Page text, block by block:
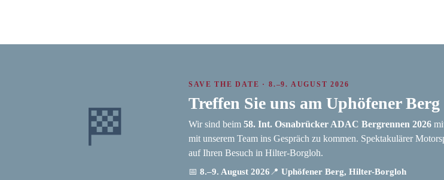
🏁
SAVE THE DATE · 8.–9. AUGUST 2026
Treffen Sie uns am Uphöfener Berg
Wir sind beim58. Int. Osnabrücker ADAC Bergrennen 2026
mit unserem Team ins Gespräch zu kommen. Spektakulärer
auf Ihren Besuch in Hilter-Borgloh.
📅8.–9. August 2026 📍Uphöfener Berg, Hilter-Borgloh